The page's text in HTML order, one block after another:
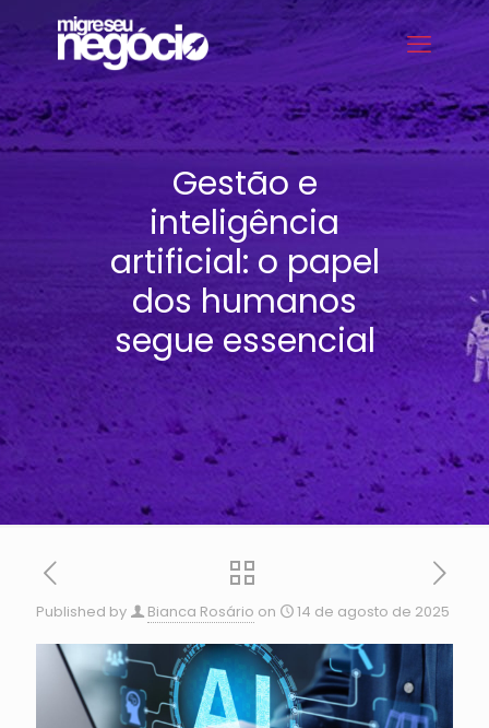
Gestão e
inteligência
artificial: o papel
dos humanos
segue essencial
Published by Bianca Rosário on 14 de agosto de 2025